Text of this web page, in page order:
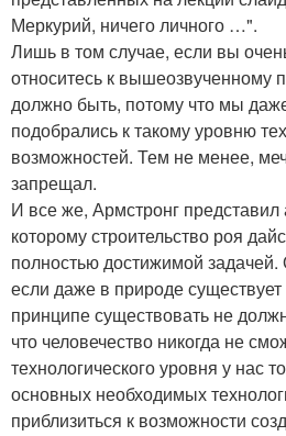
Меркурий, ничего личного …".
Лишь в том случае, если вы
относитесь к вышеозвученному
должно быть, потому что мы
подобрались к такому уровню
возможностей. Тем не менее,
запрещал.
И все же, Армстронг представил
которому строительство роя
полностью достижимой задачей.
если даже в природе существует
принципе существовать не
что человечество никогда не
технологического уровня у нас
основных необходимых
приблизиться к возможности